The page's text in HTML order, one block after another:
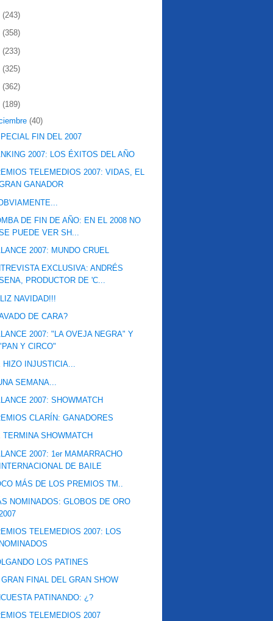
(243)
(358)
(233)
(325)
(362)
(189)
(40)
FIN DEL 2007
2007: LOS ÉXITOS DEL AÑO
TELEMEDIOS 2007: VIDAS, EL
GANADOR
DE FIN DE AÑO: EN EL 2008 NO
PUEDE VER SH...
2007: MUNDO CRUEL
EXCLUSIVA: ANDRÉS
PRODUCTOR DE 'C...
NAVIDAD!!!
DE CARA?
2007: "LA OVEJA NEGRA" Y
Y CIRCO"
HIZO INJUSTICIA...
SEMANA...
2007: SHOWMATCH
CLARÍN: GANADORES
TERMINA SHOWMATCH
2007: 1er MAMARRACHO
DE BAILE
MÁS DE LOS PREMIOS TM..
NOMINADOS: GLOBOS DE ORO
TELEMEDIOS 2007: LOS
LOS PATINES
GRAN FINAL DEL GRAN SHOW
PATINANDO: ¿?
TELEMEDIOS 2007